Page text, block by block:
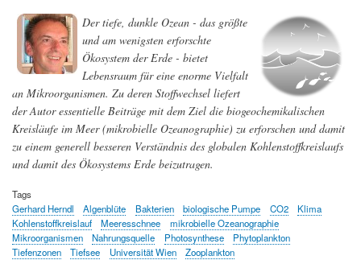
unter
unseren
Der tiefe, dunkle Ozean - das größte
und am wenigsten erforschte
Ökosystem der Erde - bietet
Lebensraum für eine enorme Vielfalt
an Mikroorganismen. Zu deren Stoffwechsel liefert
der Autor essentielle Beiträge mit dem Ziel die biogeochemikalischen
Kreisläufe im Meer (mikrobielle Ozeanographie) zu erforschen und damit
zu einem generell besseren Verständnis des globalen Kohlenstoffkreislaufs
und damit des Ökosystems Erde beizutragen.
Tags
Gerhard Herndl
Algenblüte Bakterien biologische Pumpe CO2
Klima
Kohlenstoffkreislauf
Meeresschnee
mikrobielle Ozeanographie
Mikroorganismen
Nahrungsquelle Photosynthese
Phytoplankton
Tiefenzonen
Tiefsee Universität Wien Zooplankton